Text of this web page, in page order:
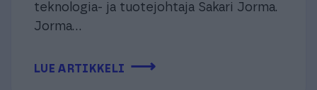
teknologia- ja tuotejohtaja Sakari Jorma.
Jorma...
LUE ARTIKKELI ⟶